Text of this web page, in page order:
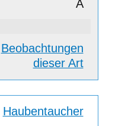
A
Beobachtungen
dieser Art
Haubentaucher